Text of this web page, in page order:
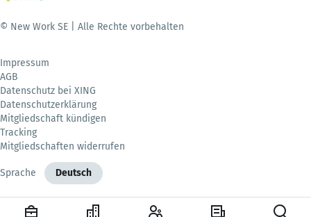
© New Work SE | Alle Rechte vorbehalten
Impressum
AGB
Datenschutz bei XING
Datenschutzerklärung
Mitgliedschaft kündigen
Tracking
Mitgliedschaften widerrufen
Sprache Deutsch